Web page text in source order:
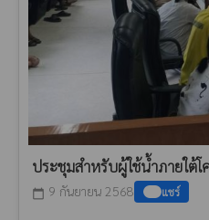
ประชุมสำหรับผู้ใช้น้ำภายใต้
calendar_today 9 กันยายน 2568 แชร์